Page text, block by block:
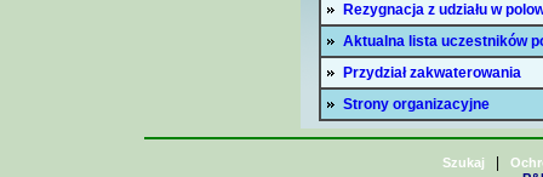
Rezygnacja z udziału w
Aktualna lista uczestników
Przydział zakwaterowania
Strony organizacyjne
Szukaj